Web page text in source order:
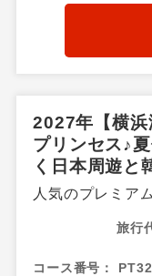
2027年【横浜
プリンセス♪
く日本周遊と
人気のプレミア
旅行
コース番号：